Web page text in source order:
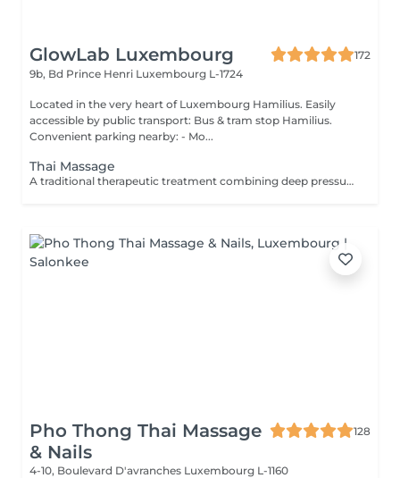
GlowLab Luxembourg
172
9b, Bd Prince Henri Luxembourg L-1724
Located in the very heart of Luxembourg Hamilius. Easily
accessible by public transport: Bus & tram stop Hamilius.
Convenient parking nearby: - Mo...
Thai Massage
A traditional therapeutic treatment combining deep pressure, stretching, and acupressure techniques to restore body balance and improve flexibility. The treatment is performed through a sequence of rhythmic compressions and assisted stretches, helping to release muscle tension, improve mobility, and stimulate energy flow throughout the body. This method provides both physical relaxation and глубокое восстановление, leaving the body feeling lighter, more flexible, and re-energised. TREATMENT OPTIONS: - 60 minutes - focused full body treatment - 90 minutes - extended treatment with deeper work and additional stretching BENEFITS: - Relieves muscle tension and stiffness - Improves flexibility and mobility - Stimulates circulation - Reduces stress and fatigue - Restores energy balance - Enhances overall wellbeing INDICATIONS: - Muscle tension and stiffness - Limited mobility - Physical fatigue - Stress and tension - Sedentary lifestyle CONTRAINDICATIONS: - Pregnancy - Acute inflammatory conditions - Severe musculoskeletal disorders - Recent injuries - Cardiovascular conditions (severe) TREATMENT COURSE & FREQUENCY: Can be performed as needed for relaxation or recovery. For therapeutic effect, sessions are recommended 1-2 times per week. For maintenance - once every 2-4 weeks. A personalised treatment plan will be recommended during consultation.
Pho Thong Thai Massage
& Nails
128
4-10, Boulevard D'avranches Luxembourg L-1160